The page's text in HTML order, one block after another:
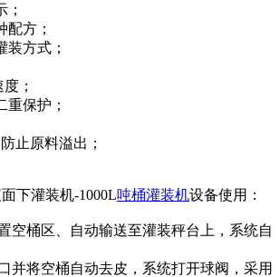
；
配方；
装方式；
；
重保护；
止原料溢出；
下灌装机-1000L吨桶灌装机设备使用：
空桶区、自动输送至灌装秤台上，系统自
并将空桶自动去皮，系统打开球阀，采用